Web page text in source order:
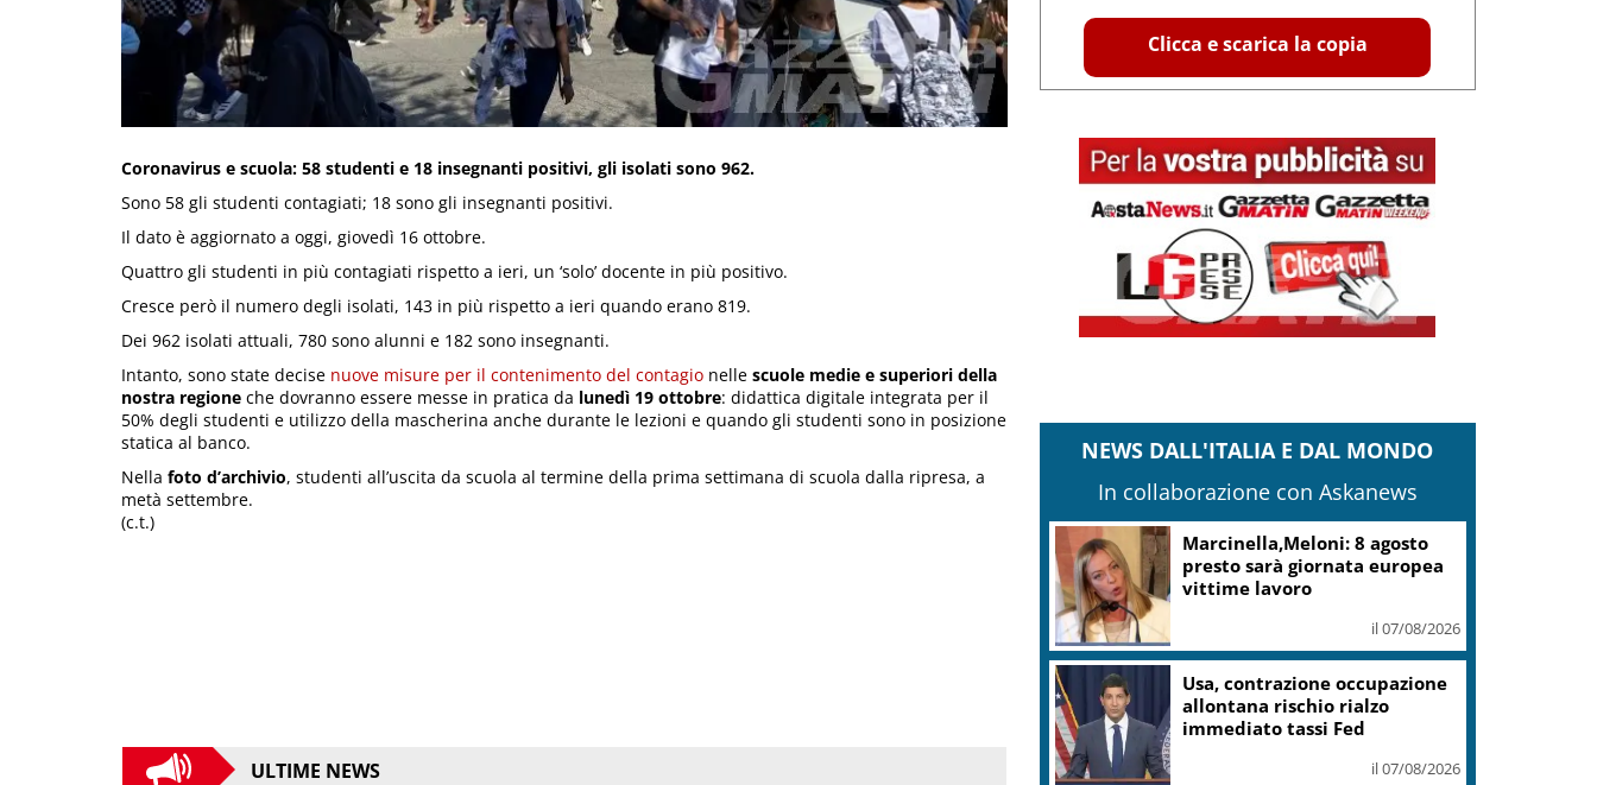
Coronavirus e scuola: 58 studenti e 18 insegnanti positivi, gli isolati sono 962.
Sono 58 gli studenti contagiati; 18 sono gli insegnanti positivi.
Il dato è aggiornato a oggi, giovedì 16 ottobre.
Quattro gli studenti in più contagiati rispetto a ieri, un ‘solo’ docente in più positivo.
Cresce però il numero degli isolati, 143 in più rispetto a ieri quando erano 819.
Dei 962 isolati attuali, 780 sono alunni e 182 sono insegnanti.
Intanto, sono state decise nuove misure per il contenimento del contagio nelle scuole medie e superiori della
nostra regione che dovranno essere messe in pratica da lunedì 19 ottobre: didattica digitale integrata per il
50% degli studenti e utilizzo della mascherina anche durante le lezioni e quando gli studenti sono in posizione
statica al banco.
Nella foto d’archivio, studenti all’uscita da scuola al termine della prima settimana di scuola dalla ripresa, a
metà settembre.
(c.t.)
ULTIME NEWS
Clicca e scarica la copia
NEWS DALL'ITALIA E DAL MONDO
In collaborazione con Askanews
Spin time Labs: fondi immobiliari non
possono vincere su città pubblica
Roggero, Salvini lo visita in
carcere: no pressioni su grazia,
profilo basso